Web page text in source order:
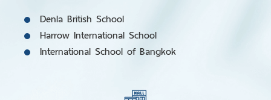
Denla British School
Harrow International School
International School of Bangkok